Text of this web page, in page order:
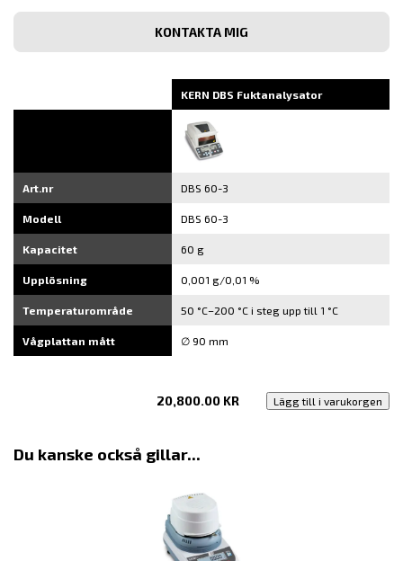
Bekräfta
post
KERN DBS Fuktanalysator
Art.nr DBS 60-3
Modell DBS 60-3
Kapacitet 60 g
Upplösning 0,001 g/0,01 %
Temperaturområde 50 °C–200 °C i steg upp till 1 °C
Vågplattan mått ∅ 90 mm
20,800.00 KR Lägg till i varukorgen
Du kanske också gillar...